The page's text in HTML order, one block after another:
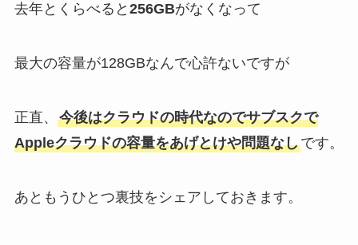
去年とくらべると 256GBがなくなって
最大の容量が128GBなんで心許ないですが
正直、 今後はクラウドの時代なのでサブスクで
Appleクラウドの容量をあげとけや問題なしです。
あともうひとつ裏技をシェアしておきます。